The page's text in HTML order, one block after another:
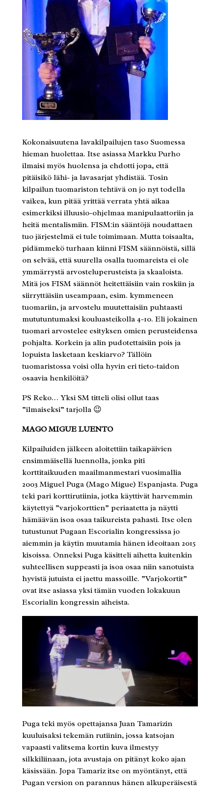
Kokonaisuutena lavakilpailujen taso Suomessa
hieman huolettaa. Itse asiassa Markku Purho
ilmaisi myös huolensa ja ehdotti jopa, että
pitäisikö lähi- ja lavasarjat yhdistää. Tosin
kilpailun tuomariston tehtävä on jo nyt todella
vaikea, kun pitää yrittää verrata yhtä aikaa
esimerkiksi illuusio-ohjelmaa manipulaattoriin ja
heitä mentalismiin. FISM:in sääntöjä noudattaen
tuo järjestelmä ei tule toimimaan. Mutta toisaalta,
pidämmekö turhaan kiinni FISM säännöistä, sillä
on selvää, että suurella osalla tuomareista ei ole
ymmärrystä arvosteluperusteista ja skaaloista.
Mitä jos FISM säännöt heitettäisiin vain roskiin ja
siirryttäisiin useampaan, esim. kymmeneen
tuomariin, ja arvostelu muutettaisiin puhtaasti
mututuntumaksi kouluasteikolla 4-10. Eli jokainen
tuomari arvostelee esityksen omien perusteidensa
pohjalta. Korkein ja alin pudotettaisiin pois ja
lopuista lasketaan keskiarvo? Tällöin
tuomaristossa voisi olla hyvin eri tieto-taidon
osaavia henkilöitä?
PS Reko… Yksi SM titteli olisi ollut taas
”ilmaiseksi” tarjolla 😉
MAGO MIGUE LUENTO
Kilpailuiden jälkeen aloitettiin taikapäivien
ensimmäisellä luennolla, jonka piti
korttitaikuuden maailmanmestari vuosimallia
2003 Miguel Puga (Mago Migue) Espanjasta. Puga
teki pari korttirutiinia, jotka käyttivät harvemmin
käytettyä ”varjokorttien” periaatetta ja näytti
hämäävän isoa osaa taikureista pahasti. Itse olen
tutustunut Pugaan Escorialin kongressissa jo
aiemmin ja käytin muutamia hänen ideoitaan 2015
kisoissa. Onneksi Puga käsitteli aihetta kuitenkin
suhteellisen suppeasti ja isoa osaa niin sanotuista
hyvistä jutuista ei jaettu massoille. ”Varjokortit”
ovat itse asiassa yksi tämän vuoden lokakuun
Escorialin kongressin aiheista.
Puga teki myös opettajansa Juan Tamarizin
kuuluisaksi tekemän rutiinin, jossa katsojan
vapaasti valitsema kortin kuva ilmestyy
silkkiliinaan, jota avustaja on pitänyt koko ajan
käsissään. Jopa Tamariz itse on myöntänyt, että
Pugan version on parannus hänen alkuperäisestä